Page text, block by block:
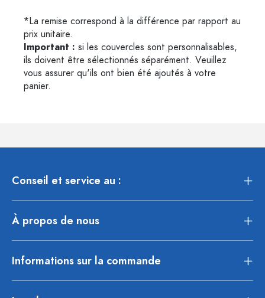
*La remise correspond à la différence par rapport au
prix unitaire.
Important : si les couvercles sont personnalisables,
ils doivent être sélectionnés séparément. Veuillez
vous assurer qu'ils ont bien été ajoutés à votre
panier.
Conseil et service au :
À propos de nous
Informations sur la commande